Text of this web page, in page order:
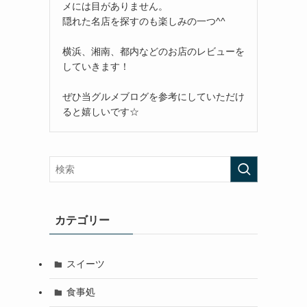
メには目がありません。
隠れた名店を探すのも楽しみの一つ^^
横浜、湘南、都内などのお店のレビューを
していきます！
ぜひ当グルメブログを参考にしていただけ
ると嬉しいです☆
カテゴリー
スイーツ
食事処